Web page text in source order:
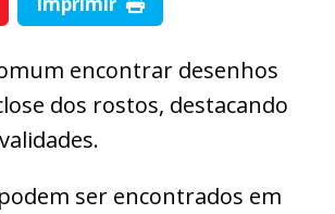
encontrar desenhos
dos rostos, destacando
ser encontrados em